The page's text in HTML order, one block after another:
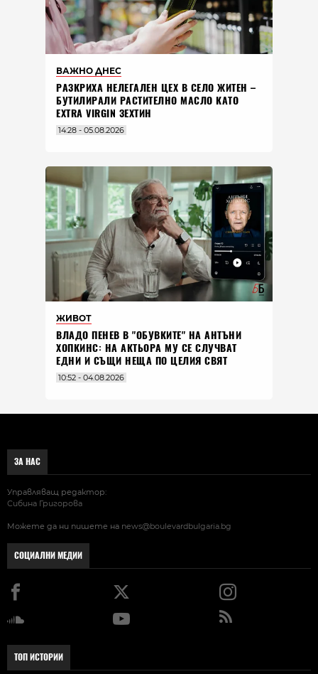
ВАЖНО ДНЕС
РАЗКРИХА НЕЛЕГАЛЕН ЦЕХ В СЕЛО ЖИТЕН –
БУТИЛИРАЛИ РАСТИТЕЛНО МАСЛО КАТО
EXTRA VIRGIN ЗЕХТИН
14:28 - 05.08.2026
ЖИВОТ
ВЛАДO ПЕНЕВ В "ОБУВКИТЕ" НА АНТЪНИ
ХОПКИНС: НА АКТЬОРА МУ СЕ СЛУЧВАТ
ЕДНИ И СЪЩИ НЕЩА ПО ЦЕЛИЯ СВЯТ
10:52 - 04.08.2026
ЗА НАС
Управляващ редактор:
Сибина Григорова
Можете да ни пишете на news@boulevardbulgaria.bg
СОЦИАЛНИ МЕДИИ
ТОП ИСТОРИИ